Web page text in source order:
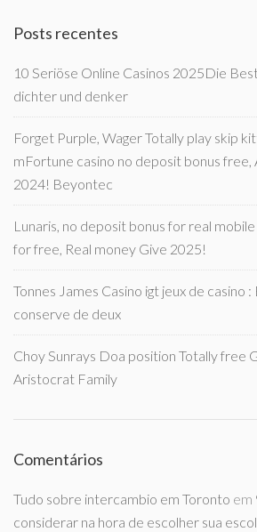
Posts recentes
10 Seriöse Online Casinos 2025Die
dichter und denker
Forget Purple, Wager Totally play skip
mFortune casino no deposit bonus free,
2024! Beyontec
Lunaris, no deposit bonus for real
for free, Real money Give 2025!
Tonnes James Casino igt jeux de casino :
conserve de deux
Choy Sunrays Doa position Totally free
Aristocrat Family
Comentários
Tudo sobre intercambio em Toronto em
considerar na hora de escolher sua